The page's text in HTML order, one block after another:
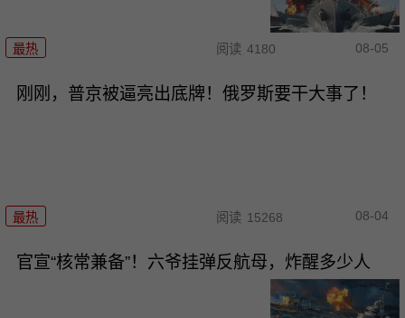
最热 阅读 4180 08-05
刚刚，普京被逼亮出底牌！俄罗斯要干大事了！
最热 阅读 15268 08-04
官宣“核常兼备”！六爷挂弹反航母，炸醒多少人